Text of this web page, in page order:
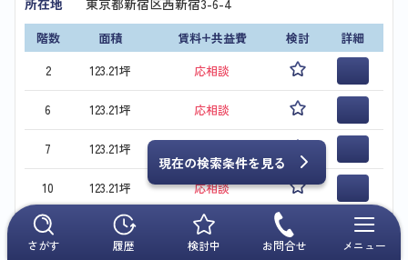
さがす 履歴 検討中 お問合せ メニュー
所在地
東京都新宿区西新宿3-6-4
階数 面積 賃料+共益費 検討
詳細
2
123.21坪 応相談
6 123.21坪 応相談
7 123.21坪
10 123.21坪 応相談
このビルについて問い合わせる
現在の検索条件を見る